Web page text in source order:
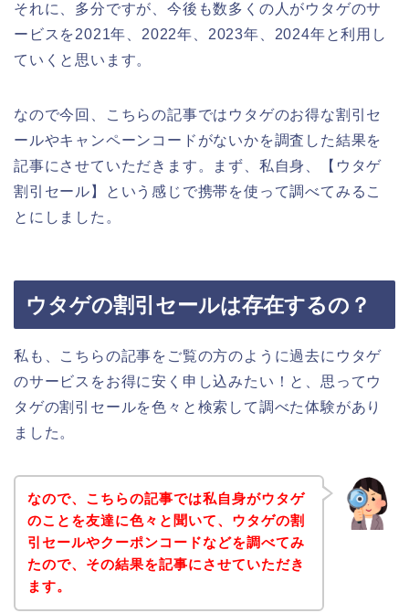
それに、多分ですが、今後も数多くの人がウタゲのサ
ービスを2021年、2022年、2023年、2024年と利用し
ていくと思います。
なので今回、こちらの記事ではウタゲのお得な割引セ
ールやキャンペーンコードがないかを調査した結果を
記事にさせていただきます。まず、私自身、【ウタゲ
割引セール】という感じで携帯を使って調べてみるこ
とにしました。
ウタゲの割引セールは存在するの？
私も、こちらの記事をご覧の方のように過去にウタゲ
のサービスをお得に安く申し込みたい！と、思ってウ
タゲの割引セールを色々と検索して調べた体験があり
ました。
なので、こちらの記事では私自身がウタゲ
のことを友達に色々と聞いて、ウタゲの割
引セールやクーポンコードなどを調べてみ
たので、その結果を記事にさせていただき
ます。